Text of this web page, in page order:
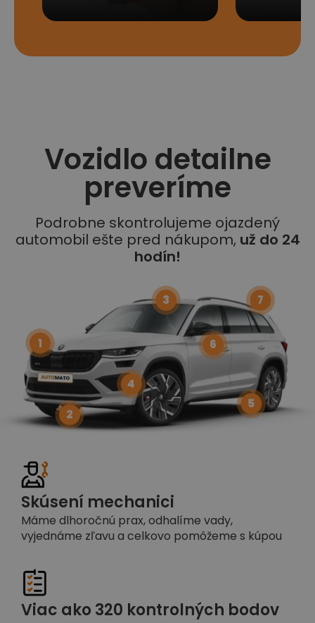
Vozidlo detailne
preveríme
Podrobne skontrolujeme ojazdený
automobil ešte pred nákupom, už do 24
hodín!
Skúsení mechanici
Máme dlhoročnú prax, odhalíme vady,
vyjednáme zľavu a celkovo pomôžeme s kúpou
Viac ako 320 kontrolných bodov
1
2
3
4
5
6
7